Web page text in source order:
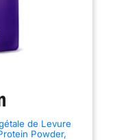
sportive de ProNatural
expérience dans la
de compléments
de qualité. FACILE
micronisation ultra fine.
de Levure
Powder,